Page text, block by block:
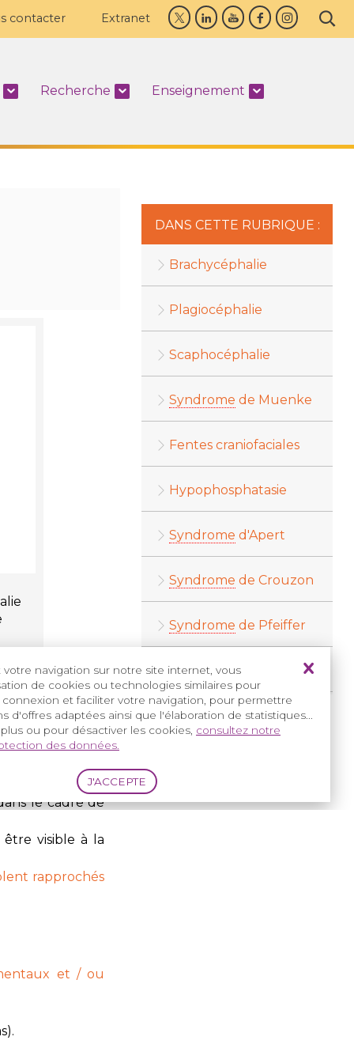
votre navigation sur notre site internet, vous
de cookies ou technologies similaires pour
et faciliter votre navigation, pour permettre
d'offres adaptées ainsi que l'élaboration de statistiques...
ou pour désactiver les cookies, consultez notre
des données.
contacter Extranet
Recherche Enseignement
malformation
les garçons
le cadre de
visible à la
rapprochés
et / ou
DANS CETTE RUBRIQUE :
Brachycéphalie
Plagiocéphalie
Scaphocéphalie
Syndrome de Muenke
Fentes craniofaciales
Hypophosphatasie
Syndrome d'Apert
Syndrome de Crouzon
Syndrome de Pfeiffer
Syndromede Saethre-Chotzen